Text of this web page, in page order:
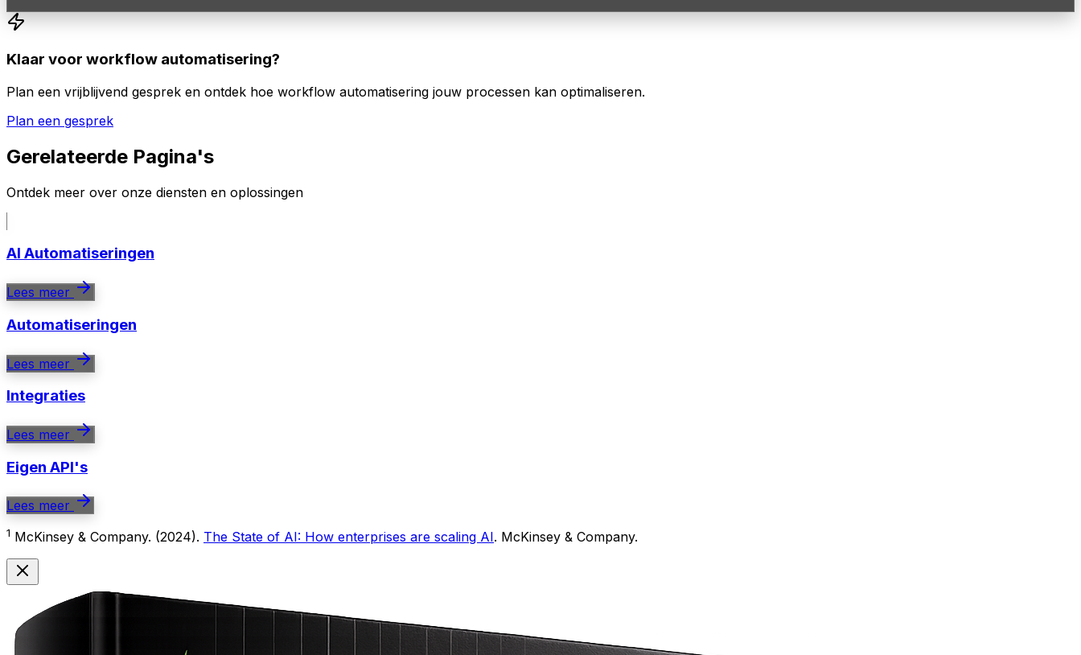
Klaar voor workflow automatisering?
Plan een vrijblijvend gesprek en ontdek hoe workflow automatisering jouw processen kan optimaliseren.
Plan een gesprek
Gerelateerde Pagina's
Ontdek meer over onze diensten en oplossingen
AI Automatiseringen
Lees meer
Automatiseringen
Lees meer
Integraties
Lees meer
Eigen API's
Lees meer
1 McKinsey & Company. (2024). The State of AI: How enterprises are scaling AI. McKinsey & Company.